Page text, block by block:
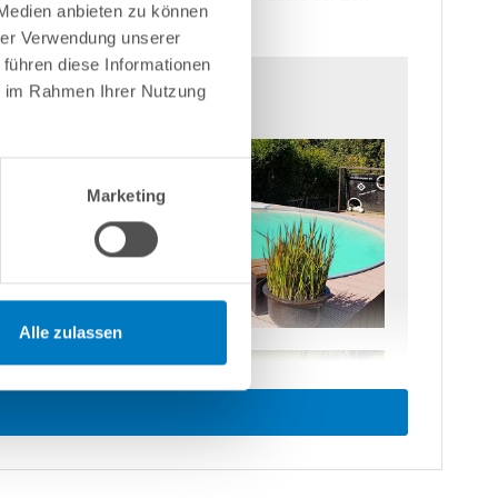
anbieten zu können
Verwendung unserer
diese Informationen
Rahmen Ihrer Nutzung
Marketing
Alle zulassen